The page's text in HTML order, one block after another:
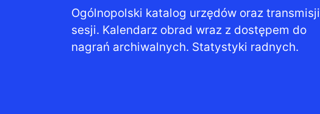
Ogólnopolski katalog urzędów oraz transmisji
sesji. Kalendarz obrad wraz z dostępem do
nagrań archiwalnych. Statystyki radnych.